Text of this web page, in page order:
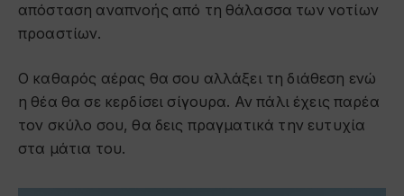
απόσταση αναπνοής από τη θάλασσα των νοτίων
προαστίων.
Ο καθαρός αέρας θα σου αλλάξει τη διάθεση ενώ
η θέα θα σε κερδίσει σίγουρα. Αν πάλι έχεις παρέα
τον σκύλο σου, θα δεις πραγματικά την ευτυχία
στα μάτια του.